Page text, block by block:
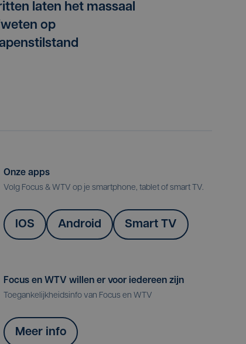
laten het massaal
op
Onze apps
Volg Focus & WTV op je smartphone, tablet of smart TV.
IOS Android Smart TV
Focus en WTV willen er voor iedereen zijn
Toegankelijkheidsinfo van Focus en WTV
Meer info